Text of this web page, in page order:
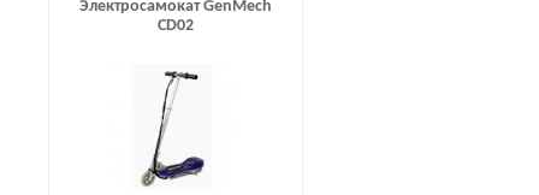
Электросамокат GenMech
CD02